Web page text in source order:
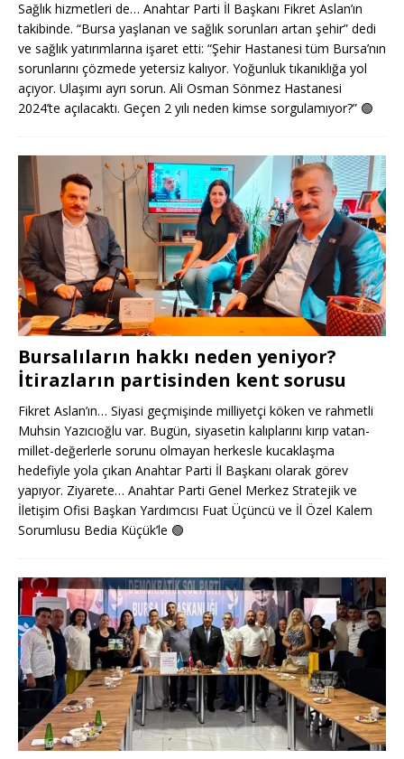
Sağlık hizmetleri de… Anahtar Parti İl Başkanı Fikret Aslan’ın
takibinde. “Bursa yaşlanan ve sağlık sorunları artan şehir” dedi
ve sağlık yatırımlarına işaret etti: “Şehir Hastanesi tüm Bursa’nın
sorunlarını çözmede yetersiz kalıyor. Yoğunluk tıkanıklığa yol
açıyor. Ulaşımı ayrı sorun. Ali Osman Sönmez Hastanesi
2024’te açılacaktı. Geçen 2 yılı neden kimse sorgulamıyor?” 🟢
Bursalıların hakkı neden yeniyor?
İtirazların partisinden kent sorusu
Fikret Aslan’ın… Siyasi geçmişinde milliyetçi köken ve rahmetli
Muhsin Yazıcıoğlu var. Bugün, siyasetin kalıplarını kırıp vatan-
millet-değerlerle sorunu olmayan herkesle kucaklaşma
hedefiyle yola çıkan Anahtar Parti İl Başkanı olarak görev
yapıyor. Ziyarete… Anahtar Parti Genel Merkez Stratejik ve
İletişim Ofisi Başkan Yardımcısı Fuat Üçüncü ve İl Özel Kalem
Sorumlusu Bedia Küçük’le 🟢